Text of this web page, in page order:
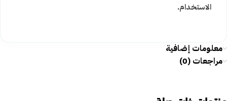
الاستخدام.
معلومات إضافية
مراجعات (0)